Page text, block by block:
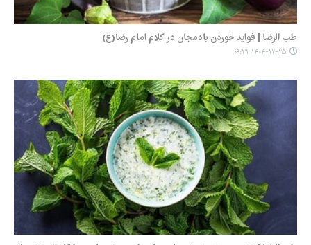
طب الرضا | فواید خوردن بادمجان در کلام امام رضا(ع)
۱۴۰۴-۱۲-۲۵ ۰۹:۳۲